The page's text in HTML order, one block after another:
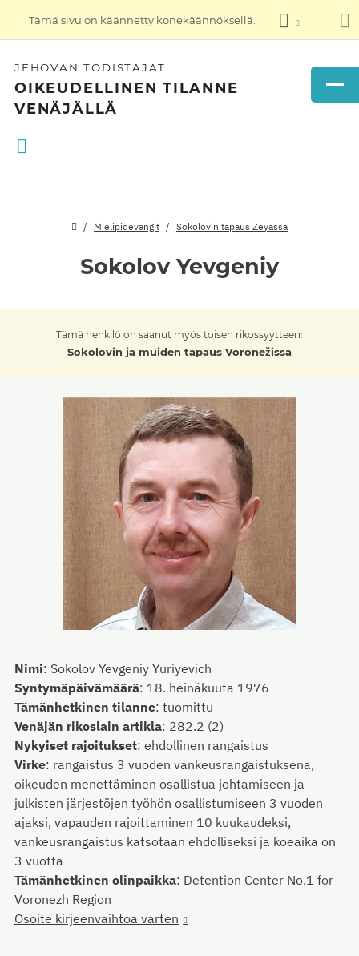
Tämä sivu on käännetty konekäännöksellä.
JEHOVAN TODISTAJAT
OIKEUDELLINEN TILANNE
VENÄJÄLLÄ
Mielipidevangit Sokolovin tapaus Zeyassa
Sokolov Yevgeniy
Tämä henkilö on saanut myös toisen rikossyytteen:
Sokolovin ja muiden tapaus Voronežissa
Nimi: Sokolov Yevgeniy Yuriyevich
Syntymäpäivämäärä: 18. heinäkuuta 1976
Tämänhetkinen tilanne: tuomittu
Venäjän rikoslain artikla: 282.2 (2)
Nykyiset rajoitukset: ehdollinen rangaistus
Virke: rangaistus 3 vuoden vankeusrangaistuksena,
oikeuden menettäminen osallistua johtamiseen ja
julkisten järjestöjen työhön osallistumiseen 3 vuoden
ajaksi, vapauden rajoittaminen 10 kuukaudeksi,
vankeusrangaistus katsotaan ehdolliseksi ja koeaika on
3 vuotta
Tämänhetkinen olinpaikka: Detention Center No.1 for
Voronezh Region
Osoite kirjeenvaihtoa varten